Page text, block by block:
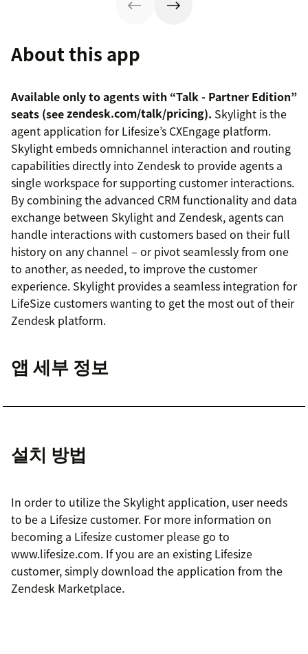
About this app
Available only to agents with “Talk - Partner Edition”
seats (seezendesk.com/talk/pricing). Skylight is the
agent application for Lifesize’s CXEngage platform.
Skylight embeds omnichannel interaction and routing
capabilities directly into Zendesk to provide agents a
single workspace for supporting customer interactions.
By combining the advanced CRM functionality and data
exchange between Skylight and Zendesk, agents can
handle interactions with customers based on their full
history on any channel – or pivot seamlessly from one
to another, as needed, to improve the customer
experience. Skylight provides a seamless integration for
LifeSize customers wanting to get the most out of their
Zendesk platform.
앱 세부 정보
설치 방법
In order to utilize the Skylight application, user needs
to be a Lifesize customer. For more information on
becoming a Lifesize customer please go to
www.lifesize.com. If you are an existing Lifesize
customer, simply download the application from the
Zendesk Marketplace.